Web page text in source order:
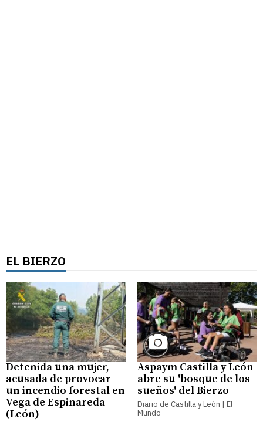
EL BIERZO
Detenida una mujer,
acusada de provocar
un incendio forestal en
Vega de Espinareda
(León)
Aspaym Castilla y León
abre su 'bosque de los
sueños' del Bierzo
Diario de Castilla y León | El
Mundo